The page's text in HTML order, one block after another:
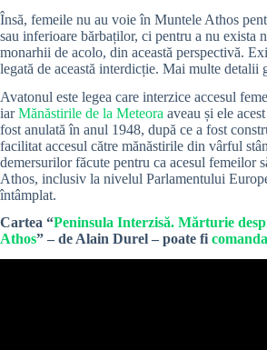
Însă, femeile nu au voie în Muntele Athos
sau inferioare bărbaților, ci pentru a nu exista
monarhii de acolo, din această perspectivă.
legată de această interdicție. Mai multe detalii
Avatonul este legea care interzice accesul
iarMănăstirile de la Meteora aveau și ele
fost anulată în anul 1948, după ce a fost
facilitat accesul către mănăstirile din vârful
demersurilor făcute pentru ca acesul femeilor
Athos, inclusiv la nivelul Parlamentului
întâmplat.
Cartea “Peninsula Interzisă. Mărturie
Athos” – de Alain Durel – poate fi